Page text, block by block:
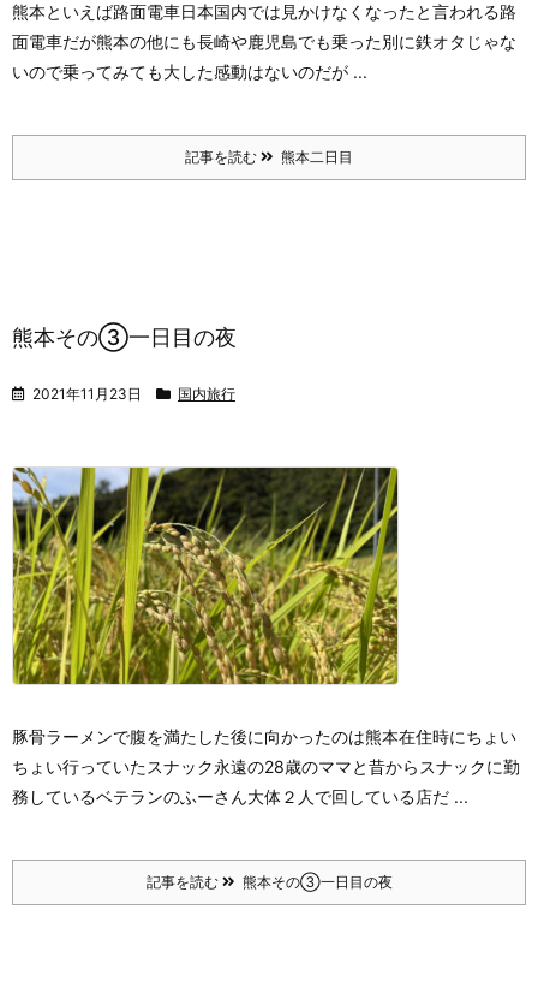
熊本といえば路面電車日本国内では見かけなくなったと言われる路
面電車だが熊本の他にも長崎や鹿児島でも乗った別に鉄オタじゃな
いので乗ってみても大した感動はないのだが ...
記事を読む 熊本二日目
熊本その③一日目の夜
2021年11月23日 国内旅行
豚骨ラーメンで腹を満たした後に向かったのは熊本在住時にちょい
ちょい行っていたスナック永遠の28歳のママと昔からスナックに勤
務しているベテランのふーさん大体２人で回している店だ ...
記事を読む 熊本その③一日目の夜